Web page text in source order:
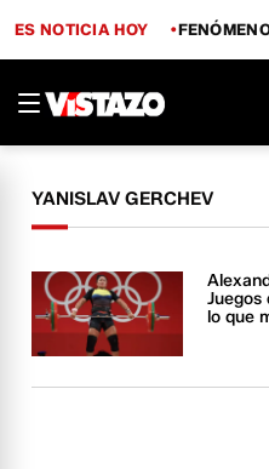
ES NOTICIA HOY
YANISLAV GERCHEV
Juegos
lo que